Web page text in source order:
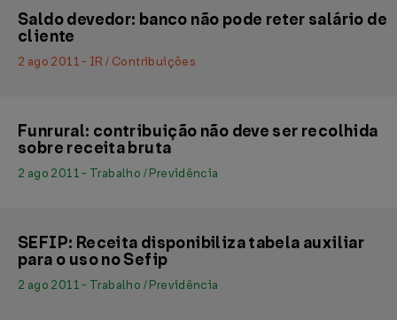
Saldo devedor: banco não pode reter salário de
cliente
2 ago 2011 - IR / Contribuições
Funrural: contribuição não deve ser recolhida
sobre receita bruta
2 ago 2011 - Trabalho / Previdência
SEFIP: Receita disponibiliza tabela auxiliar
para o uso no Sefip
2 ago 2011 - Trabalho / Previdência